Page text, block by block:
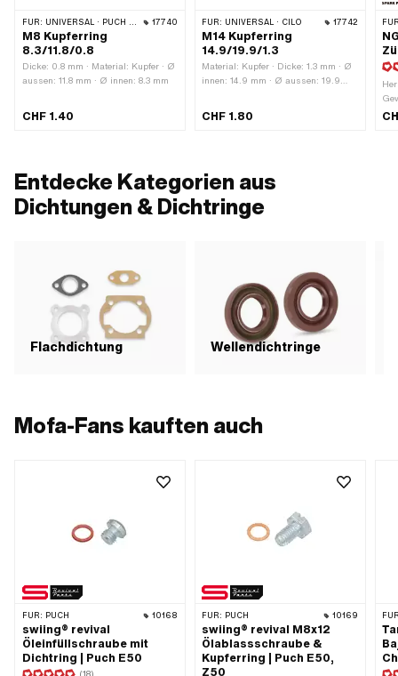
FÜR: UNIVERSAL · PUCH · SACHS · PONY / CILO (BETA 521 & 512) · PIAGGIO 17740
M8 Kupferring
8.3/11.8/0.8
Dicke: 0.8 mm · Material: Kupfer · Ø
aussen: 11.8 mm · Ø innen: 8.3 mm
CHF 1.40
FÜR: UNIVERSAL · CILO 17742
M14 Kupferring
14.9/19.9/1.3
Material: Kupfer · Dicke: 1.3 mm · Ø
innen: 14.9 mm · Ø aussen: 19.9
CHF 1.80
Entdecke Kategorien aus
Dichtungen & Dichtringe
Flachdichtung Wellendichtringe
Mofa-Fans kauften auch
FÜR: PUCH 10168
swiing® revival
Öleinfüllschraube mit
Dichtring | Puch E50
(18)
FÜR: PUCH 10169
swiing® revival M8x12
Ölablassschraube &
Kupferring | Puch E50,
Z50